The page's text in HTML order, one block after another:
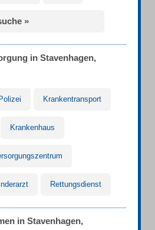
»
in Stavenhagen,
Polizei Krankentransport
Krankenhaus
Rettungsdienst
in Stavenhagen,